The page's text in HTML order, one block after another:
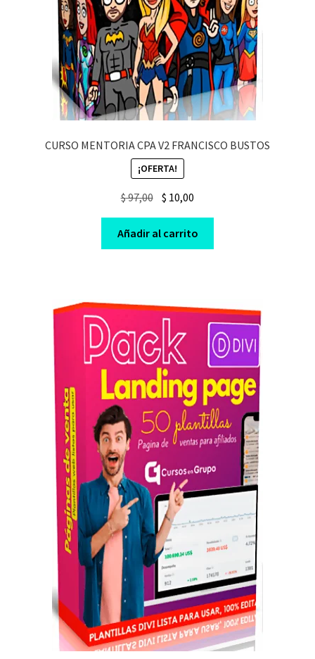
CURSO MENTORIA CPA V2 FRANCISCO BUSTOS
¡OFERTA!
$97,00 Original
price
was:
$ 97,00.
$ 10,00
price
is:
$ 10,00.
Añadir al carrito